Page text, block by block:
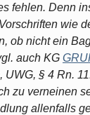
fehlen. Denn
wie
ob nicht ein
auch KG
UWG, § 4 Rn.
zu verneinen
allenfalls